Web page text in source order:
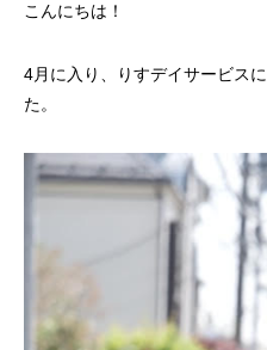
こんにちは！
4月に入り、りすデイサービス
た。